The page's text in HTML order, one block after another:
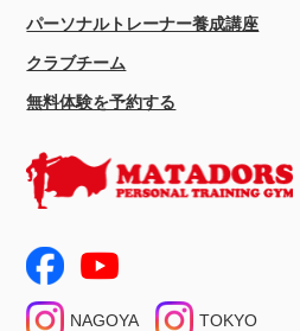
NAGOYA TOKYO
パーソナルトレーナー養成講座
クラブチーム
無料体験を予約する